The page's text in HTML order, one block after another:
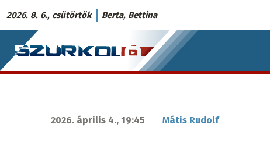
Ugrás
a
tartalomra
2026. 8. 6., csütörtök Berta, Bettina
Szurkoló.sk
fő
2026. április 4., 19:45 Mátis Rudolf